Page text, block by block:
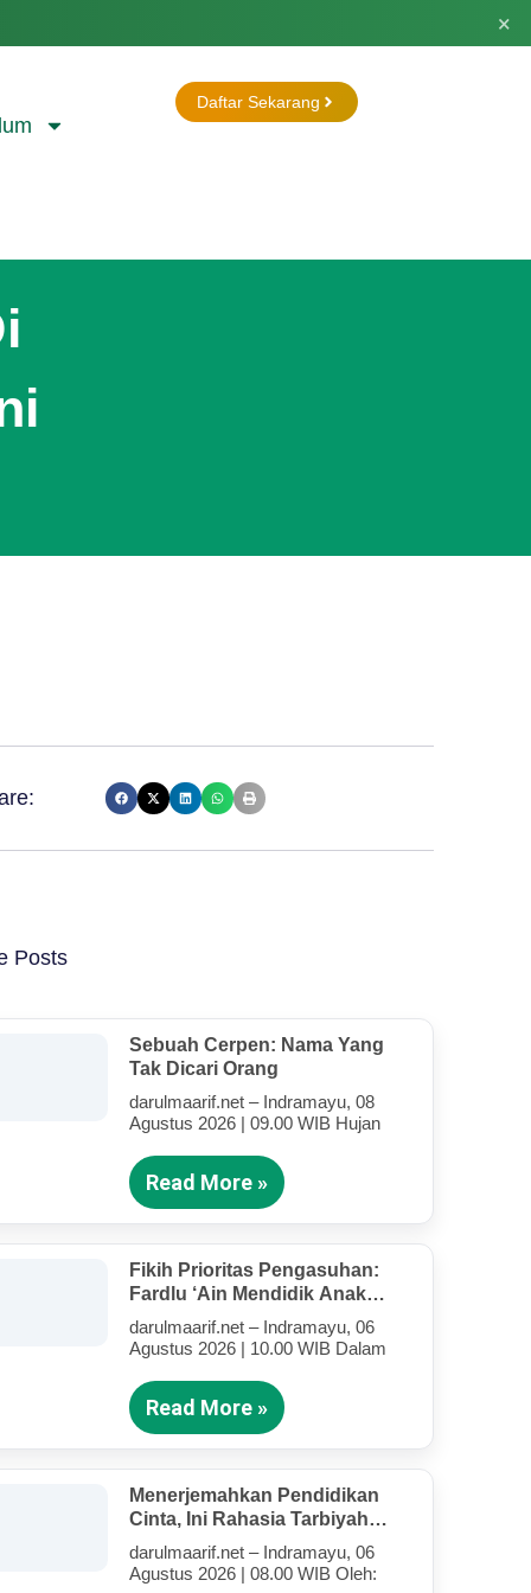
×
Daftar Sekarang
Posts
Sebuah Cerpen: Nama Yang
Tak Dicari Orang
darulmaarif.net – Indramayu, 08
Agustus 2026 | 09.00 WIB Hujan
Read More »
Fikih Prioritas Pengasuhan:
Fardlu ‘Ain Mendidik Anak
Kandung Di Tengah Kesibukan
Mengajar
darulmaarif.net – Indramayu, 06
Agustus 2026 | 10.00 WIB Dalam
Read More »
Menerjemahkan Pendidikan
Cinta, Ini Rahasia Tarbiyah
Rosululloh SAW Bagi Anak-
Anak Yang Terluka (Bagian IV)
darulmaarif.net – Indramayu, 06
Agustus 2026 | 08.00 WIB Oleh: